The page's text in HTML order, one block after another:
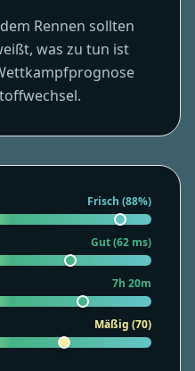
Rennen sollten
was zu tun ist
Frisch (88%)
Gut (62 ms)
7h 20m
Mäßig (70)